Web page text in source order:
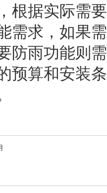
根据实际需
需求，如果
防雨功能则
预算和安装